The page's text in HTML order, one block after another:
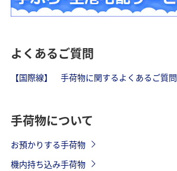
よくあるご質問
【国際線】 手荷物に関するよくあるご質問
手荷物について
お預かりする手荷物
機内持ち込み手荷物